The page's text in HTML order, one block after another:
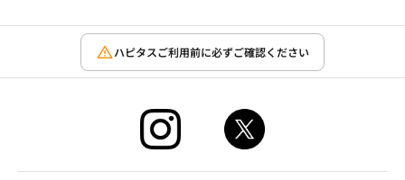
ハピタスご利用前に必ずご確認ください